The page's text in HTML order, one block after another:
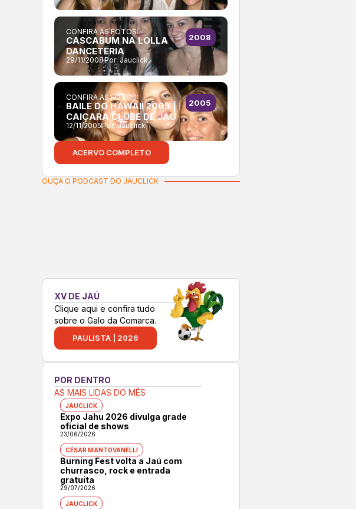
CONFIRA AS FOTOS:
CASCABUM NA LOLLA
DANCETERIA
29/11/2008Por:Jauclick
2008
CONFIRA AS FOTOS:
BAILE DO HAWAII 2005 |
CAIÇARA CLUBE DE JAÚ
12/11/2005Por:Jauclick
2005
ACERVO COMPLETO
OUÇA O PODCAST DO JAUCLICK
XV DE JAÚ
Clique aqui e confira tudo
sobre o Galo da Comarca.
PAULISTA | 2026
POR DENTRO
AS MAIS LIDAS DO MÊS
JAUCLICK
Expo Jahu 2026 divulga grade
oficial de shows
23/06/2026
CÉSAR MANTOVANELLI
Burning Fest volta a Jaú com
churrasco, rock e entrada
gratuita
29/07/2026
JAUCLICK